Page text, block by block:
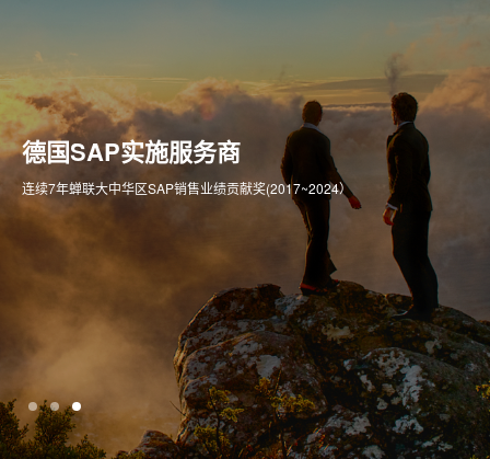
成长型企业软件咨询服务商
为企业信息化转型提供全价值链ERP解决方案
亚太区1600多家成功实施客户
专注成长型企业ERP整体方案供应商
德国SAP实施服务商
连续7年蝉联大中华区SAP销售业绩贡献奖(2017~2024）